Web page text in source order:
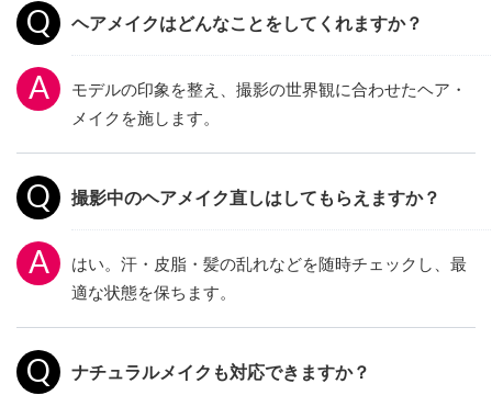
ヘアメイクはどんなことをしてくれますか？
モデルの印象を整え、撮影の世界観に合わせたヘア・
メイクを施します。
撮影中のヘアメイク直しはしてもらえますか？
はい。汗・皮脂・髪の乱れなどを随時チェックし、最
適な状態を保ちます。
ナチュラルメイクも対応できますか？